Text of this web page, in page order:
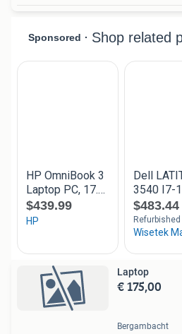
Laptop
€ 175,00
Bergambacht